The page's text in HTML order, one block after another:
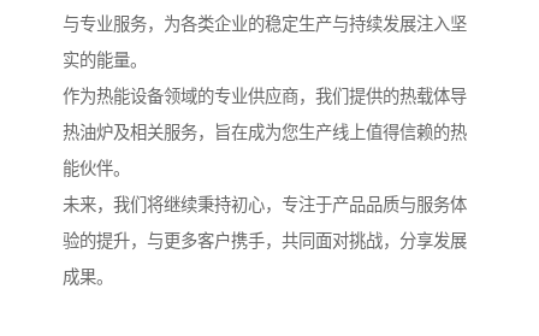
与专业服务，为各类企业的稳定生产与持续发展注入坚
实的能量。
作为热能设备领域的专业供应商，我们提供的热载体导
热油炉及相关服务，旨在成为您生产线上值得信赖的热
能伙伴。
未来，我们将继续秉持初心，专注于产品品质与服务体
验的提升，与更多客户携手，共同面对挑战，分享发展
成果。